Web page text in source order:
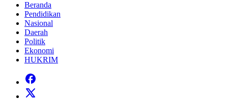
Beranda
Pendidikan
Nasional
Daerah
Politik
Ekonomi
HUKRIM